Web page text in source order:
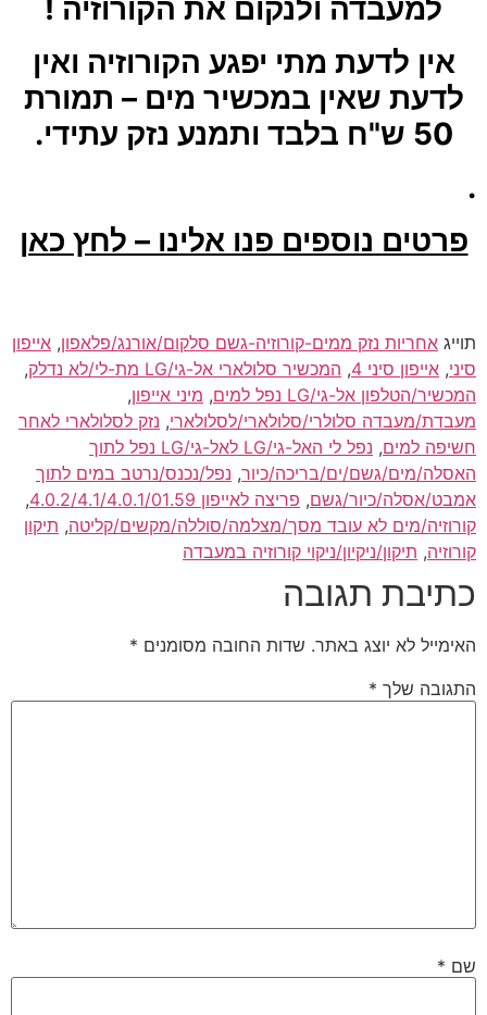
למעבדה ולנקום את הקורוזיה !
אין לדעת מתי יפגע הקורוזיה ואין
לדעת שאין במכשיר מים – תמורת
50 ש"ח בלבד ותמנע נזק עתידי.
.
פרטים נוספים פנו אלינו – לחץ כאן
תוייג אחריות נזק ממים-קורוזיה-גשם סלקום/אורנג/פלאפון, אייפון
סיני, אייפון סיני 4 , המכשיר סלולארי אל-גי/LG מת-לי/לא נדלק
,
המכשיר/הטלפון אל-גי/LG נפל למים
, מיני אייפון,
מעבדת/מעבדה סלולרי/סלולארי/לסלולארי, נזק לסלולארי לאחר
חשיפה למים,
נפל לי האל-גי/LG לאל-גי/LG נפל לתוך
האסלה/מים/גשם/ים/בריכה/כיור, נפל/נכנס/נרטב במים לתוך
אמבט/אסלה/כיור/גשם, פריצה לאייפון 4.0.2/4.1/4.0.1/01.59
,
קורוזיה/מים לא עובד מסך/מצלמה/סוללה/מקשים/קליטה, תיקון
קורוזיה, תיקון/ניקיון/ניקוי קורוזיה במעבדה
כתיבת תגובה
האימייל לא יוצג באתר. שדות החובה מסומנים *
התגובה שלך *
שם *